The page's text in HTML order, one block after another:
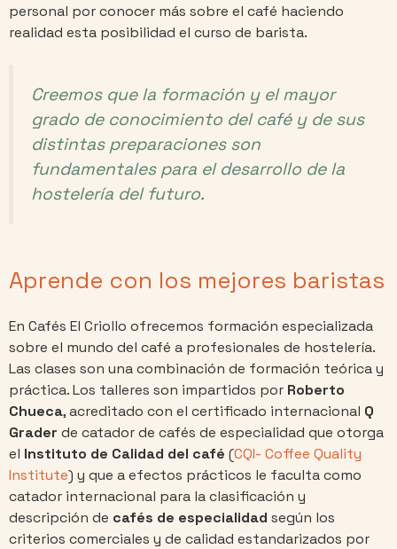
personal por conocer más sobre el café haciendo
realidad esta posibilidad el curso de barista.
Creemos que la formación y el mayor
grado de conocimiento del café y de sus
distintas preparaciones son
fundamentales para el desarrollo de la
hostelería del futuro.
Aprende con los mejores baristas
En Cafés El Criollo ofrecemos formación especializada
sobre el mundo del café a profesionales de hostelería.
Las clases son una combinación de formación teórica y
práctica. Los talleres son impartidos por Roberto
Chueca, acreditado con el certificado internacional Q
Grader de catador de cafés de especialidad que otorga
el Instituto de Calidad del café (CQI- Coffee Quality
Institute) y que a efectos prácticos le faculta como
catador internacional para la clasificación y
descripción de cafés de especialidad según los
criterios comerciales y de calidad estandarizados por